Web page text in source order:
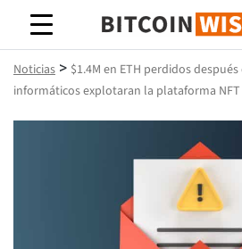
Sabiduría de
Noticias > $1.4M en ETH perdidos
informáticos explotaran la plataforma NFT